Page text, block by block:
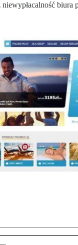
biura